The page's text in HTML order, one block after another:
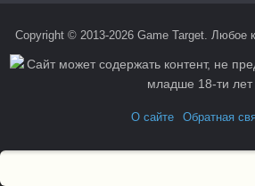
Copyright © 2013-2026 Game Target. Любое
О сайте Обратная